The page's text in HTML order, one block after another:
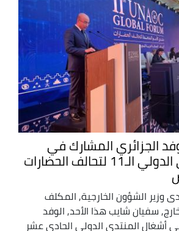
الجزائري المشارك في
أشغال المنتدى الدولي الـ11 لتحالف الحضارات
وزير الشؤون الخارجية, المكلف
سفيان شايب هذا الأحد, الوفد
أشغال المنتدى الدولي الحادي عشر